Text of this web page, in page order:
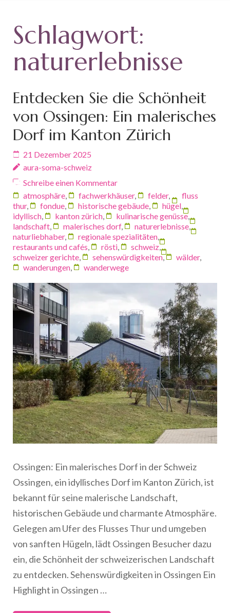
Schlagwort:
naturerlebnisse
Entdecken Sie die Schönheit
von Ossingen: Ein malerisches
Dorf im Kanton Zürich
21 Dezember 2025
aura-soma-schweiz
Schreibe einen Kommentar
atmosphäre
fachwerkhäuser, felder,
fluss
thur, fondue historische gebäude hügel
idyllisch
kanton zürich kulinarische genüsse,
landschaft
malerisches dorf, naturerlebnisse,
naturliebhaber, regionale spezialitäten
restaurants und cafés
rösti schweiz,
schweizer gerichte
sehenswürdigkeiten, wälder,
wanderungen
wanderwege
Ossingen: Ein malerisches Dorf in der Schweiz
Ossingen, ein idyllisches Dorf im Kanton Zürich, ist
bekannt für seine malerische Landschaft,
historischen Gebäude und charmante Atmosphäre.
Gelegen am Ufer des Flusses Thur und umgeben
von sanften Hügeln, lädt Ossingen Besucher dazu
ein, die Schönheit der schweizerischen Landschaft
zu entdecken. Sehenswürdigkeiten in Ossingen Ein
Highlight in Ossingen …